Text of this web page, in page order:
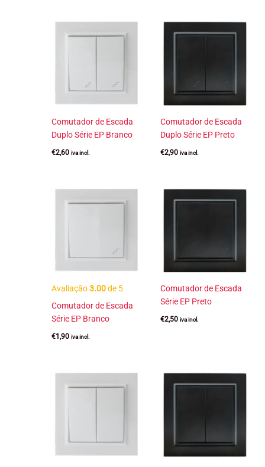
Comutador de Escada
Duplo Série EP Branco
€2,60 iva incl.
Comutador de Escada
Duplo Série EP Preto
€2,90 iva incl.
Avaliação3.00de 5
Comutador de Escada
Série EP Branco
€1,90 iva incl.
Comutador de Escada
Série EP Preto
€2,50 iva incl.